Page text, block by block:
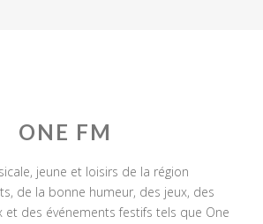
ONE FM
jeune et loisirs de la région
de la bonne humeur, des jeux, des
et des événements festifs tels que One